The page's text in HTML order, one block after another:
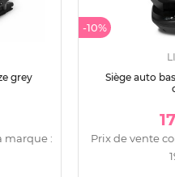
grey
marque :
-10%
Siège auto
Prix de vente